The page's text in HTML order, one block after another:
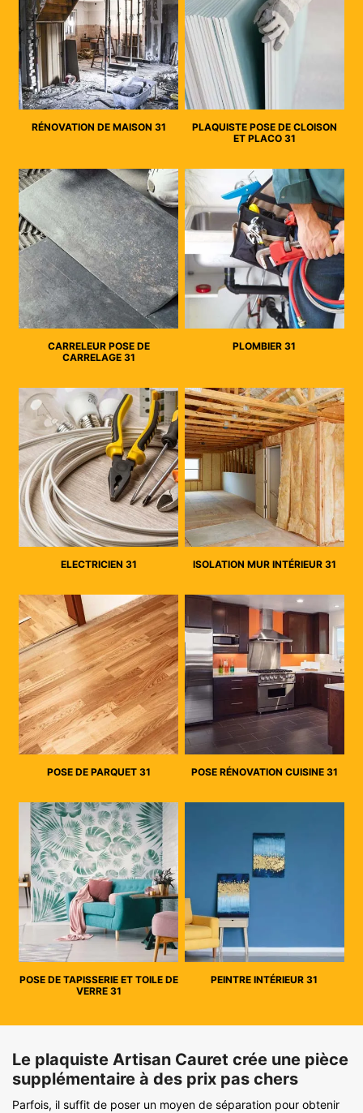
RÉNOVATION DE MAISON 31
PLAQUISTE POSE DE CLOISON
ET PLACO 31
CARRELEUR POSE DE
CARRELAGE 31
PLOMBIER 31
ELECTRICIEN 31 ISOLATION MUR INTÉRIEUR 31
POSE DE PARQUET 31 POSE RÉNOVATION CUISINE 31
POSE DE TAPISSERIE ET TOILE DE
VERRE 31
PEINTRE INTÉRIEUR 31
Le plaquiste Artisan Cauret crée une pièce
supplémentaire à des prix pas chers
Parfois, il suffit de poser un moyen de séparation pour obtenir